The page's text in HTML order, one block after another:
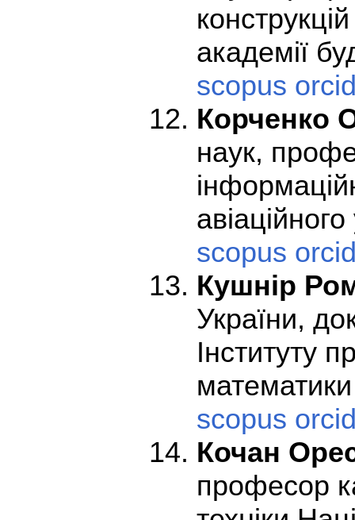
академії
scopus
Корченко
наук,
scopus
Кушнір
України,
Інституту
scopus
Кочан
професор